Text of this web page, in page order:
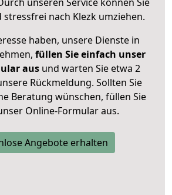
nach Klezk umziehen.
haben, unsere Dienste in
füllen Sie einfach unser
ausund warten Sie etwa 2
Rückmeldung. Sollten Sie
Beratung wünschen, füllen Sie
Online-Formular aus.
Angebote erhalten